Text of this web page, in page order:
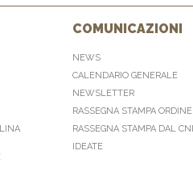
COMUNICAZIONI
NEWS
CALENDARIO GENERALE
NEWSLETTER
RASSEGNA STAMPA ORDINE
RASSEGNA STAMPA DAL CNI
IDEATE